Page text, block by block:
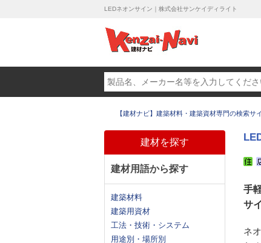
LEDネオンサイン｜株式会社サンケイディライト
【建材ナビ】建築材料・建築資材専門の検索サ
建材を探す
建材用語から探す
建築材料
建築用資材
工法・技術・システム
用途別・場所別
手
サ
ネ